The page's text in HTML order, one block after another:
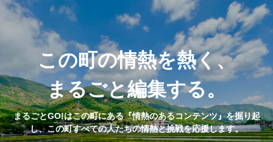
この町の情熱を熱く、
まるごと編集する。
まるごとGO!はこの町にある『情熱のあるコンテンツ』を掘り起
し、この町すべての人たちの情熱と挑戦を応援します。